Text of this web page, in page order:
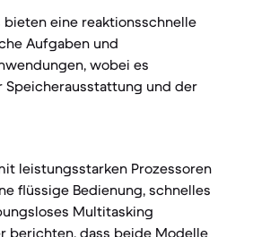
bieten eine reaktionsschnelle
Aufgaben und
wobei es
Speicherausstattung und der
leistungsstarken Prozessoren
flüssige Bedienung, schnelles
Multitasking
berichten, dass beide Modelle